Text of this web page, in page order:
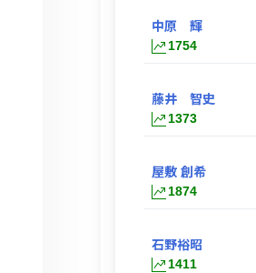
中原 輝
1754
藤井 智史
1373
屋敷 創希
1874
石野裕昭
1411